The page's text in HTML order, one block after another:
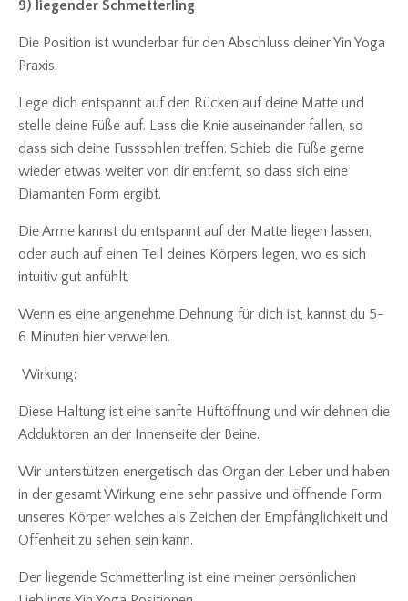
9) liegender Schmetterling
Die Position ist wunderbar für den Abschluss deiner Yin Yoga
Praxis.
Lege dich entspannt auf den Rücken auf deine Matte und
stelle deine Füße auf. Lass die Knie auseinander fallen, so
dass sich deine Fusssohlen treffen. Schieb die Füße gerne
wieder etwas weiter von dir entfernt, so dass sich eine
Diamanten Form ergibt.
Die Arme kannst du entspannt auf der Matte liegen lassen,
oder auch auf einen Teil deines Körpers legen, wo es sich
intuitiv gut anfühlt.
Wenn es eine angenehme Dehnung für dich ist, kannst du 5-
6 Minuten hier verweilen.
Wirkung:
Diese Haltung ist eine sanfte Hüftöffnung und wir dehnen die
Adduktoren an der Innenseite der Beine.
Wir unterstützen energetisch das Organ der Leber und haben
in der gesamt Wirkung eine sehr passive und öffnende Form
unseres Körper welches als Zeichen der Empfänglichkeit und
Offenheit zu sehen sein kann.
Der liegende Schmetterling ist eine meiner persönlichen